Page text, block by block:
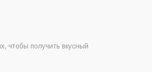
чтобы получить вкусный